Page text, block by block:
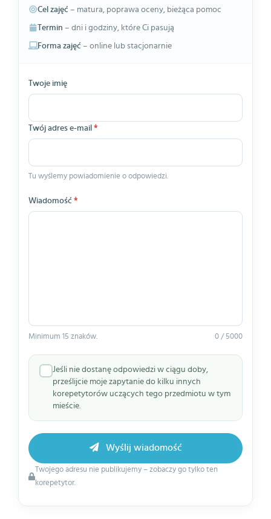
Cel zajęć – matura, poprawa oceny, bieżąca pomoc
Termin – dni i godziny, które Ci pasują
Forma zajęć – online lub stacjonarnie
Twoje imię
Twój adres e-mail *
Tu wyślemy powiadomienie o odpowiedzi.
Wiadomość *
Minimum 15 znaków. 0 / 5000
Jeśli nie dostanę odpowiedzi w ciągu doby,
prześlijcie moje zapytanie do kilku innych
korepetytorów uczących tego przedmiotu w tym
mieście.
Twojego adresu nie publikujemy – zobaczy go tylko ten
korepetytor.
Wyślij wiadomość